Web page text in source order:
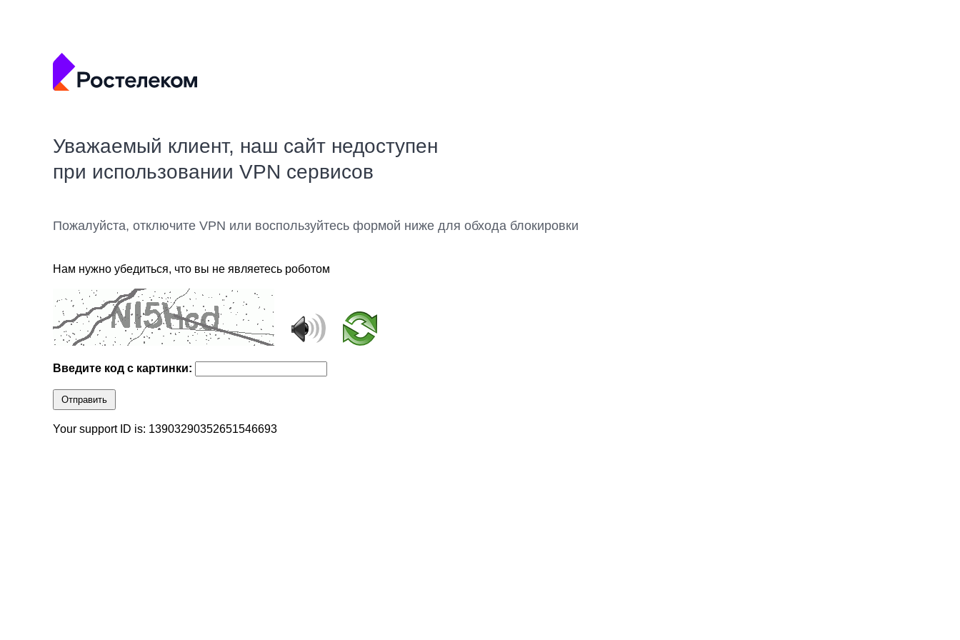
Уважаемый клиент, наш сайт недоступен
при использовании VPN сервисов
Пожалуйста, отключите VPN или воспользуйтесь формой ниже для обхода блокировки
Нам нужно убедиться, что вы не являетесь роботом
Введите код с картинки:
Отправить
Your support ID is: 13903290352651546693